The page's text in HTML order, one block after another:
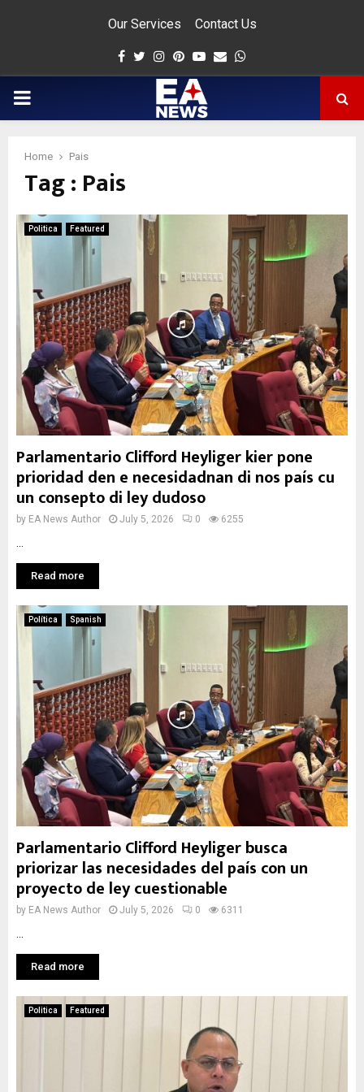
Our Services Contact Us
Facebook
Twitter
Instagram
Pinterest
Youtube
Email
PRIMARY
Home Pais
Tag : Pais
Politica Featured
Parlamentario Clifford Heyliger kier pone
prioridad den e necesidadnan di nos país cu
un consepto di ley dudoso
by EA News Author July 5, 2026 0 6255
Read more
Política Spanish
Parlamentario Clifford Heyliger busca
priorizar las necesidades del país con un
proyecto de ley cuestionable
by EA News Author July 5, 2026 0 6311
Read more
Politica Featured